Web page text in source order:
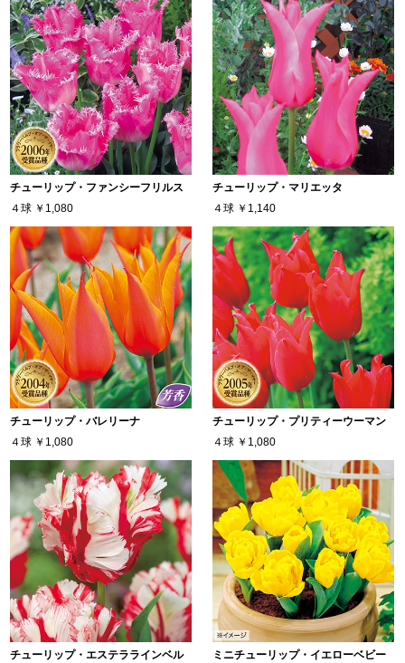
チューリップ・ファンシーフリルス
４球 ￥1,080
チューリップ・マリエッタ
４球 ￥1,140
チューリップ・バレリーナ
４球 ￥1,080
チューリップ・プリティーウーマン
４球 ￥1,080
チューリップ・エステララインベル
ミニチューリップ・イエローベビー